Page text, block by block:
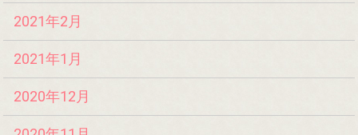
2021年2月
2021年1月
2020年12月